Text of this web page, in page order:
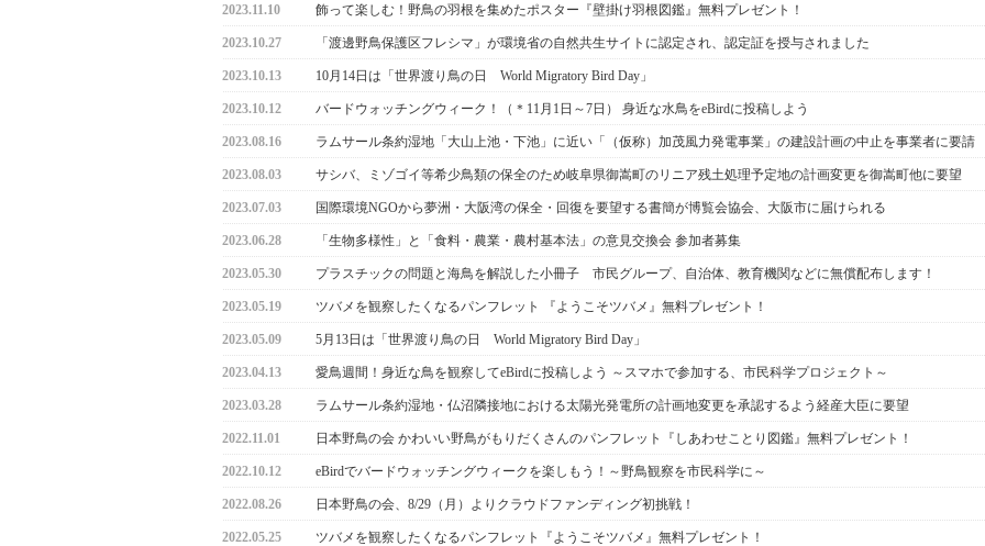
2023.11.10 飾って楽しむ！野鳥の羽根を集めたポスター『壁掛け羽根図鑑』無料プレゼント！
2023.10.27 「渡邊野鳥保護区フレシマ」が環境省の自然共生サイトに認定され、認定証を授与されました
2023.10.13 10月14日は「世界渡り鳥の日 World Migratory Bird Day」
2023.10.12 バードウォッチングウィーク！（＊11月1日～7日） 身近な水鳥をeBirdに投稿しよう
2023.08.16 ラムサール条約湿地「大山上池・下池」に近い「（仮称）加茂風力発電事業」の建設計画の中止を事業者に要請
2023.08.03 サシバ、ミゾゴイ等希少鳥類の保全のため岐阜県御嵩町のリニア残土処理予定地の計画変更を御嵩町他に要望
2023.07.03 国際環境NGOから夢洲・大阪湾の保全・回復を要望する書簡が博覧会協会、大阪市に届けられる
2023.06.28 「生物多様性」と「食料・農業・農村基本法」の意見交換会 参加者募集
2023.05.30 プラスチックの問題と海鳥を解説した小冊子 市民グループ、自治体、教育機関などに無償配布します！
2023.05.19 ツバメを観察したくなるパンフレット 『ようこそツバメ』無料プレゼント！
2023.05.09 5月13日は「世界渡り鳥の日 World Migratory Bird Day」
2023.04.13 愛鳥週間！身近な鳥を観察してeBirdに投稿しよう ～スマホで参加する、市民科学プロジェクト～
2023.03.28 ラムサール条約湿地・仏沼隣接地における太陽光発電所の計画地変更を承認するよう経産大臣に要望
2022.11.01 日本野鳥の会 かわいい野鳥がもりだくさんのパンフレット『しあわせことり図鑑』無料プレゼント！
2022.10.12 eBirdでバードウォッチングウィークを楽しもう！～野鳥観察を市民科学に～
2022.08.26 日本野鳥の会、8/29（月）よりクラウドファンディング初挑戦！
2022.05.25 ツバメを観察したくなるパンフレット『ようこそツバメ』無料プレゼント！